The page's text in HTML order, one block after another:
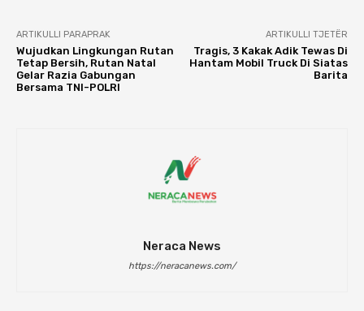
ARTIKULLI PARAPRAK
Wujudkan Lingkungan Rutan
Tetap Bersih, Rutan Natal
Gelar Razia Gabungan
Bersama TNI-POLRI
ARTIKULLI TJETËR
Tragis, 3 Kakak Adik Tewas Di
Hantam Mobil Truck Di Siatas
Barita
Neraca News
https://neracanews.com/